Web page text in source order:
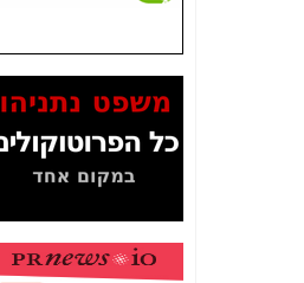
המסמכים בנושא בזק-
Yes (תיק 4000)
לאיש הלא נכון! -כאן
עובדות ומסמכים
תקשורת עזר לקב'
בזק? - כאן